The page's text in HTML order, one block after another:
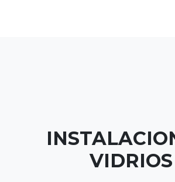
VIDRIOS